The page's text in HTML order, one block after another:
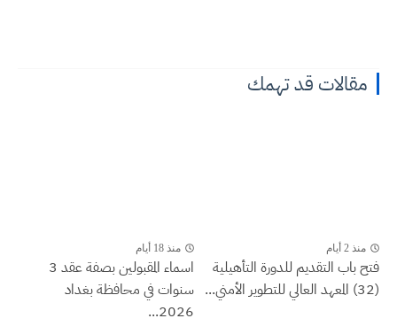
مقالات قد تهمك
منذ 2 أيام
فتح باب التقديم للدورة التأهيلية
(32) المعهد العالي للتطوير الأمني...
منذ 18 أيام
اسماء المقبولين بصفة عقد 3
سنوات في محافظة بغداد
2026...